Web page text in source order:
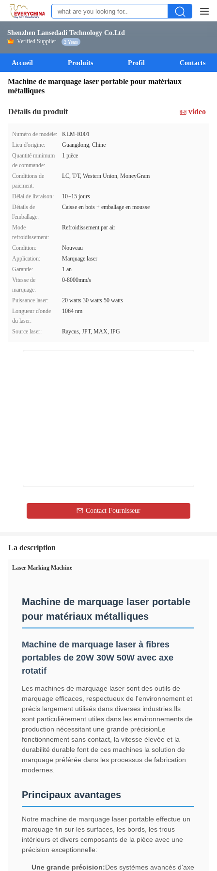
Shenzhen Lansedadi Technology Co.Ltd
Verified Supplier 2 Years
Accueil Produits Profil Contacts
Machine de marquage laser portable pour matériaux
métalliques
Détails du produit video
Numéro de modèle:
KLM-R001
Lieu d'origine:
Guangdong, Chine
Quantité minimum
de commande:
1 pièce
Conditions de
paiement:
LC, T/T, Western Union, MoneyGram
Délai de livraison:
10~15 jours
Détails de
l'emballage:
Caisse en bois + emballage en mousse
Mode
refroidissement:
Refroidissement par air
Condition:
Nouveau
Application:
Marquage laser
Garantie:
1 an
Vitesse de
marquage:
0-8000mm/s
Puissance laser:
20 watts 30 watts 50 watts
Longueur d'onde
du laser:
1064 nm
Source laser: Raycus, JPT, MAX, IPG
Contact Fournisseur
La description
Laser Marking Machine
Machine de marquage laser portable
pour matériaux métalliques
Machine de marquage laser à fibres
portables de 20W 30W 50W avec axe
rotatif
Les machines de marquage laser sont des outils de
marquage efficaces, respectueux de l'environnement et
précis largement utilisés dans diverses industries.Ils
sont particulièrement utiles dans les environnements de
production nécessitant une grande précisionLe
fonctionnement sans contact, la vitesse élevée et la
durabilité durable font de ces machines la solution de
marquage préférée dans les processus de fabrication
modernes.
Principaux avantages
Notre machine de marquage laser portable effectue un
marquage fin sur les surfaces, les bords, les trous
intérieurs et divers composants de la pièce avec une
précision exceptionnelle:
Une grande précision:Des systèmes avancés d'axe